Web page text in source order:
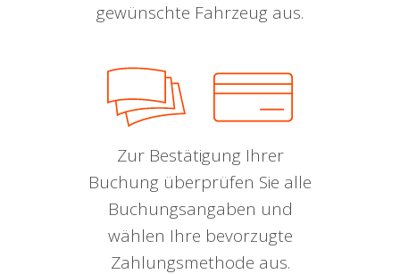
gewünschte Fahrzeug aus.
Zur Bestätigung Ihrer
Buchung überprüfen Sie alle
Buchungsangaben und
wählen Ihre bevorzugte
Zahlungsmethode aus.